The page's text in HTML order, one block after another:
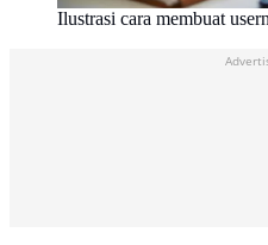
Ilustrasi cara membuat